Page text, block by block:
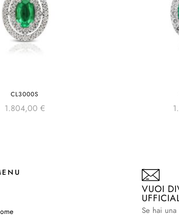
CL3000S
1.804,00 €
VUOI
Se hai